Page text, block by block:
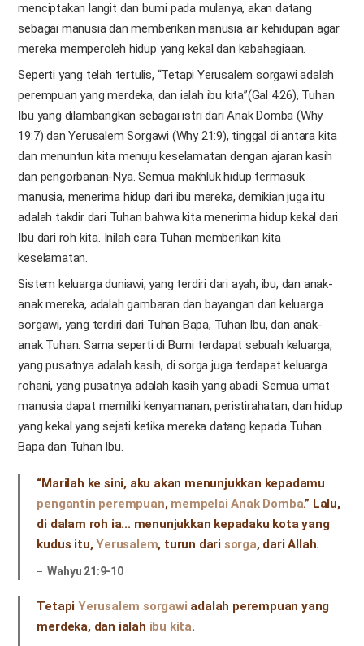
menciptakan langit dan bumi pada mulanya, akan datang
sebagai manusia dan memberikan manusia air kehidupan agar
mereka memperoleh hidup yang kekal dan kebahagiaan.
Seperti yang telah tertulis, “Tetapi Yerusalem sorgawi adalah
perempuan yang merdeka, dan ialah ibu kita”(Gal 4:26), Tuhan
Ibu yang dilambangkan sebagai istri dari Anak Domba (Why
19:7) dan Yerusalem Sorgawi (Why 21:9), tinggal di antara kita
dan menuntun kita menuju keselamatan dengan ajaran kasih
dan pengorbanan-Nya. Semua makhluk hidup termasuk
manusia, menerima hidup dari ibu mereka, demikian juga itu
adalah takdir dari Tuhan bahwa kita menerima hidup kekal dari
Ibu dari roh kita. Inilah cara Tuhan memberikan kita
keselamatan.
Sistem keluarga duniawi, yang terdiri dari ayah, ibu, dan anak-
anak mereka, adalah gambaran dan bayangan dari keluarga
sorgawi, yang terdiri dari Tuhan Bapa, Tuhan Ibu, dan anak-
anak Tuhan. Sama seperti di Bumi terdapat sebuah keluarga,
yang pusatnya adalah kasih, di sorga juga terdapat keluarga
rohani, yang pusatnya adalah kasih yang abadi. Semua umat
manusia dapat memiliki kenyamanan, peristirahatan, dan hidup
yang kekal yang sejati ketika mereka datang kepada Tuhan
Bapa dan Tuhan Ibu.
“Marilah ke sini, aku akan menunjukkan kepadamu
pengantin perempuan, mempelai Anak Domba.” Lalu,
di dalam roh ia... menunjukkan kepadaku kota yang
kudus itu,Yerusalem, turun dari sorga, dari Allah.
Wahyu 21:9-10
TetapiYerusalem sorgawi adalah perempuan yang
merdeka, dan ialah ibu kita.